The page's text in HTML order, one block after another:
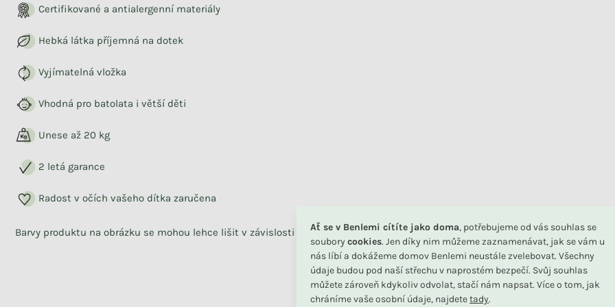
Ať se v Benlemi cítíte jako doma, potřebujeme od vás souhlas se
soubory cookies. Jen díky nim můžeme zaznamenávat, jak se vám u
nás líbí a dokážeme domov Benlemi neustále zvelebovat. Všechny
údaje budou pod naší střechu v naprostém bezpečí. Svůj souhlas
můžete zároveň kdykoliv odvolat, stačí nám napsat. Více o tom, jak
chráníme vaše osobní údaje, najdetetady.
Certifikované a antialergenní materiály
Hebká látka příjemná na dotek
Vyjímatelná vložka
Vhodná pro batolata i větší děti
Unese až 20 kg
2 letá garance
Radost v očích vašeho dítka zaručena
Barvy produktu na obrázku se mohou lehce lišit v závislosti na nastavení Vašeho monitoru. Dekorace nejsou součástí produktu.
ZPĚT DO OBCHODU
Související produkty